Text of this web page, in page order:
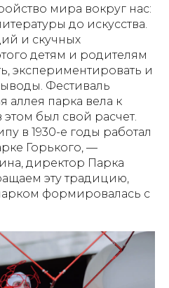
мира вокруг нас:
до искусства.
и скучных
детям и родителям
экспериментировать и
Фестиваль
аллея парка вела к
был свой расчет.
в 1930-е годы работал
Горького, —
директор Парка
эту традицию,
формировалась с